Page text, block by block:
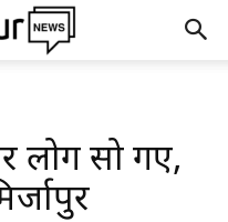
लोग सो गए,